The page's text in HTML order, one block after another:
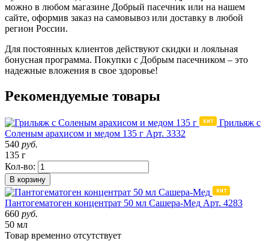
можно в любом магазине Добрый пасечник или на нашем
сайте, оформив заказ на самовывоз или доставку в любой
регион России.
Для постоянных клиентов действуют скидки и лояльная
бонусная программа. Покупки с Добрым пасечником – это
надежные вложения в свое здоровье!
Рекомендуемые товары
Грильяж с
Соленым арахисом и медом 135 г Арт. 3332
540 руб.
135 г
Кол-во:
В корзину
Пантогематоген концентрат 50 мл Сашера-Мед Арт. 4283
660 руб.
50 мл
Товар временно отсутствует